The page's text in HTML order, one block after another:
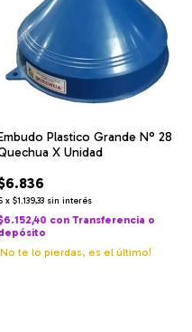
Plastico Grande N° 28
X Unidad
x $1.139,33 sin interés
con Transferencia o
te lo pierdas, es el último!